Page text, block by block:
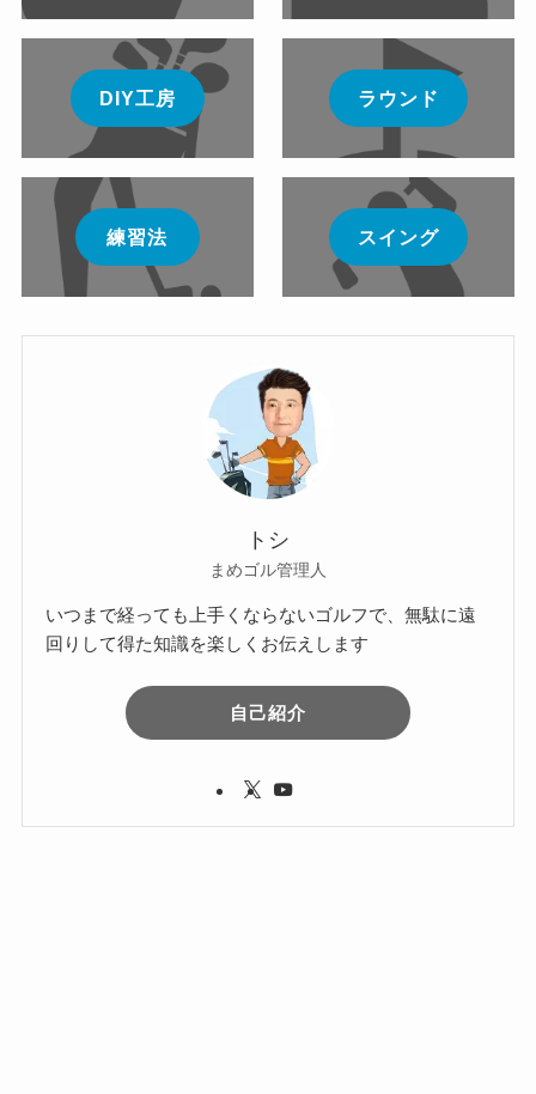
DIY工房
練習法
ラウンド
スイング
トシ
まめゴル管理人
いつまで経っても上手くならないゴルフで、無駄に遠
回りして得た知識を楽しくお伝えします
自己紹介